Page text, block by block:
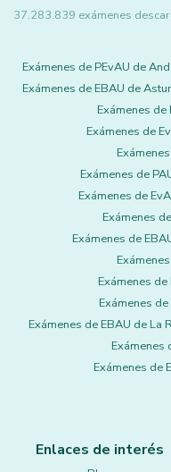
37.283.839 exámenes
Exámenes de PEvAU de
Exámenes de EBAU de
Exámenes
Exámenes de
Exámenes de
Exámenes de
Exámenes
Exámenes de
Exámenes
Exámenes
Exámenes de EBAU de La
Exámenes
Exámenes de
Enlaces de interés